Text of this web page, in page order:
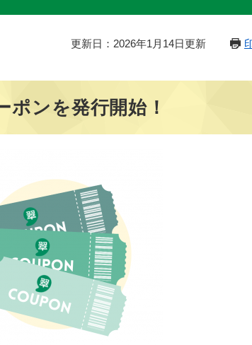
更新日：2026年1月14日更新
ンを発行開始！